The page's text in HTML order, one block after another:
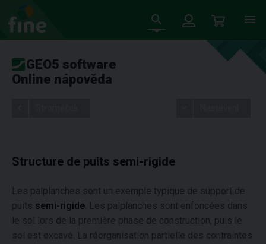
GEO5 software
Online nápověda
Structure de puits semi-rigide
Les palplanches sont un exemple typique de support de
puits semi-rigide . Les palplanches sont enfoncées dans
le sol lors de la première phase de construction, puis le
sol est excavé. La réorganisation partielle des contraintes